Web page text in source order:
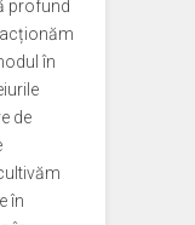
profund
în
de
în